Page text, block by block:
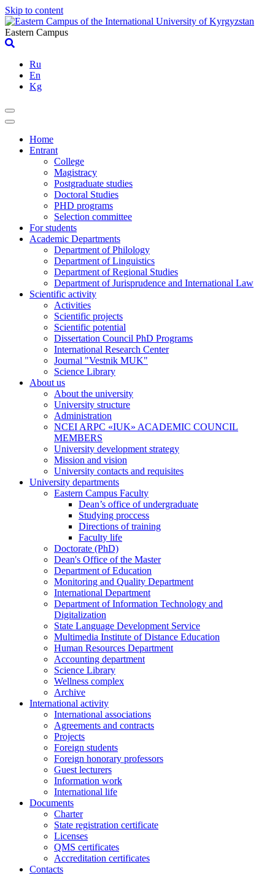
Skip to content
Eastern Campus
Ru
En
Kg
Home
Entrant
College
Magistracy
Postgraduate studies
Doctoral Studies
PHD programs
Selection committee
For students
Academic Departments
Department of Philology
Department of Linguistics
Department of Regional Studies
Department of Jurisprudence and International Law
Scientific activity
Activities
Scientific projects
Scientific potential
Dissertation Council PhD Programs
International Research Center
Journal "Vestnik MUK"
Science Library
About us
About the university
University structure
Administration
NCEI ARPC «IUK» ACADEMIC COUNCIL
MEMBERS
University development strategy
Mission and vision
University contacts and requisites
University departments
Eastern Campus Faculty
Dean’s office of undergraduate
Studying proccess
Directions of training
Faculty life
Doctorate (PhD)
Dean's Office of the Master
Department of Education
Monitoring and Quality Department
International Department
Department of Information Technology and
Digitalization
State Language Development Service
Multimedia Institute of Distance Education
Human Resources Department
Accounting department
Science Library
Wellness complex
Archive
International activity
International associations
Agreements and contracts
Projects
Foreign students
Foreign honorary professors
Guest lecturers
Information work
International life
Documents
Charter
State registration certificate
Licenses
QMS certificates
Accreditation certificates
Contacts